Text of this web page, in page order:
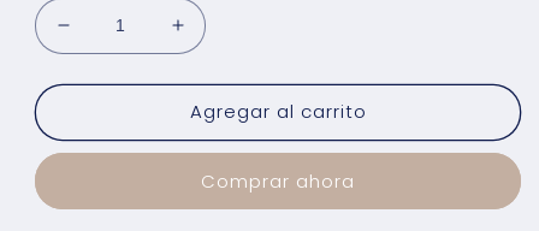
Reducir
cantidad
para
Perlas
Aumentar
cantidad
para
Argolla
Perlas
Agregar al carrito
Comprar ahora